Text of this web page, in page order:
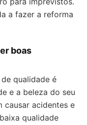
a fazer a reforma
boas
qualidade é
e a beleza do seu
causar acidentes e
qualidade